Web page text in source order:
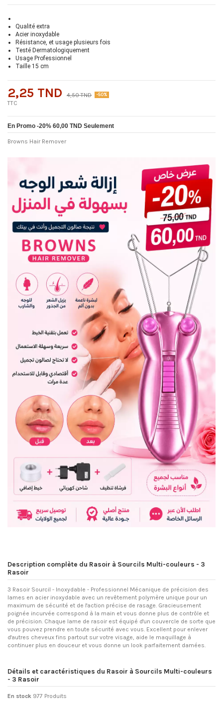
Qualité extra
Acier inoxydable
Résistance, et usage plusieurs fois
Testé Dermatologiquement
Usage Professionnel
Taille 15 cm
2,25 TND 4,50 TND -50%
TTC
En Promo -20% 60,00 TND Seulement
Browns Hair Remover
Description complète du Rasoir à Sourcils Multi-couleurs - 3
Rasoir
3 Rasoir Sourcil - Inoxydable - Professionnel Mécanique de précision des
lames en acier inoxydable avec un revêtement polymère unique pour un
maximum de sécurité et de l'action précise de rasage. Gracieusement
poignée incurvée correspond à la main et vous donne plus de contrôle et
de précision. Chaque lame de rasoir est équipé d'un couvercle de sorte que
vous pouvez prendre en toute sécurité avec vous. Excellent pour enlever
d'autres cheveux fins partout sur votre visage, aide le maquillage à
continuer plus en douceur et vous donne un look parfaitement damées.
Détails et caractéristiques du Rasoir à Sourcils Multi-couleurs
- 3 Rasoir
En stock 977 Produits